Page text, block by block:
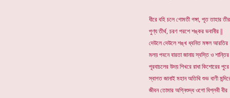
ধীরে বহি চলে গোমতী গঙ্গা, পূত তাহার তীর
পুণ্য তীর্থ, চরণ পরশে শঙ্কর ভবানীর ||
দেউলে দেউলে শঙ্খ ধ্বনিত মঙ্গল আরতির
মলয় পবনে বারতা জানায় স্বস্তি ও শান্তির
পূরবাচলের উদয় শিখরে রাধা কিশোরের পুরে
স্বাগত জানাই মহান অতিথি শুভ বাণী
জীবন তোমার অগ্নিশুদ্ধ ওগো বিপ্লবী বীর